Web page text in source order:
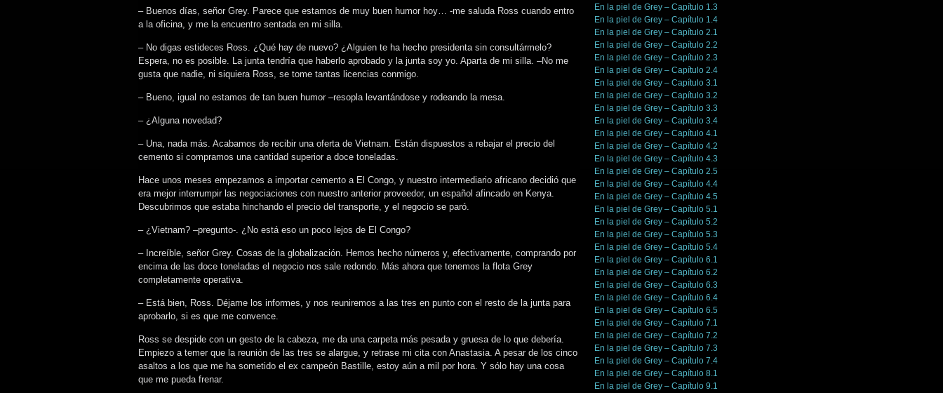
– Buenos días, señor Grey. Parece que estamos de muy buen humor hoy… -me saluda Ross cuando entro
a la oficina, y me la encuentro sentada en mi silla.
– No digas estideces Ross. ¿Qué hay de nuevo? ¿Alguien te ha hecho presidenta sin consultármelo?
Espera, no es posible. La junta tendría que haberlo aprobado y la junta soy yo. Aparta de mi silla. –No me
gusta que nadie, ni siquiera Ross, se tome tantas licencias conmigo.
– Bueno, igual no estamos de tan buen humor –resopla levantándose y rodeando la mesa.
– ¿Alguna novedad?
– Una, nada más. Acabamos de recibir una oferta de Vietnam. Están dispuestos a rebajar el precio del
cemento si compramos una cantidad superior a doce toneladas.
Hace unos meses empezamos a importar cemento a El Congo, y nuestro intermediario africano decidió que
era mejor interrumpir las negociaciones con nuestro anterior proveedor, un español afincado en Kenya.
Descubrimos que estaba hinchando el precio del transporte, y el negocio se paró.
– ¿Vietnam? –pregunto-. ¿No está eso un poco lejos de El Congo?
– Increíble, señor Grey. Cosas de la globalización. Hemos hecho números y, efectivamente, comprando por
encima de las doce toneladas el negocio nos sale redondo. Más ahora que tenemos la flota Grey
completamente operativa.
– Está bien, Ross. Déjame los informes, y nos reuniremos a las tres en punto con el resto de la junta para
aprobarlo, si es que me convence.
Ross se despide con un gesto de la cabeza, me da una carpeta más pesada y gruesa de lo que debería.
Empiezo a temer que la reunión de las tres se alargue, y retrase mi cita con Anastasia. A pesar de los cinco
asaltos a los que me ha sometido el ex campeón Bastille, estoy aún a mil por hora. Y sólo hay una cosa
que me pueda frenar.
En la piel de Grey – Capítulo 1.3
En la piel de Grey – Capítulo 1.4
En la piel de Grey – Capítulo 2.1
En la piel de Grey – Capítulo 2.2
En la piel de Grey – Capítulo 2.3
En la piel de Grey – Capítulo 2.4
En la piel de Grey – Capítulo 3.1
En la piel de Grey – Capítulo 3.2
En la piel de Grey – Capítulo 3.3
En la piel de Grey – Capítulo 3.4
En la piel de Grey – Capítulo 4.1
En la piel de Grey – Capítulo 4.2
En la piel de Grey – Capítulo 4.3
En la piel de Grey – Capítulo 2.5
En la piel de Grey – Capítulo 4.4
En la piel de Grey – Capítulo 4.5
En la piel de Grey – Capítulo 5.1
En la piel de Grey – Capítulo 5.2
En la piel de Grey – Capítulo 5.3
En la piel de Grey – Capítulo 5.4
En la piel de Grey – Capítulo 6.1
En la piel de Grey – Capítulo 6.2
En la piel de Grey – Capítulo 6.3
En la piel de Grey – Capítulo 6.4
En la piel de Grey – Capítulo 6.5
En la piel de Grey – Capítulo 7.1
En la piel de Grey – Capítulo 7.2
En la piel de Grey – Capítulo 7.3
En la piel de Grey – Capítulo 7.4
En la piel de Grey – Capítulo 8.1
En la piel de Grey – Capítulo 9.1